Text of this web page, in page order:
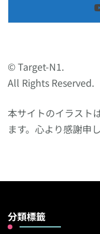
© Target-N1.
All Rights Reserved.
本サイトのイラスト
ます。心より感謝申
分類標籤